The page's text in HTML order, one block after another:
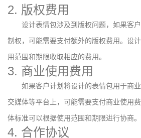
2. 版权费用
设计表情包涉及到版权问题，如果客
制权，可能需要支付额外的版权费用。设
用范围和期限收取相应的费用。
3. 商业使用费用
如果客户计划将设计的表情包用于商
交媒体等平台上，可能需要支付商业使用
体标准可以根据使用范围和期限进行协商。
4. 合作协议